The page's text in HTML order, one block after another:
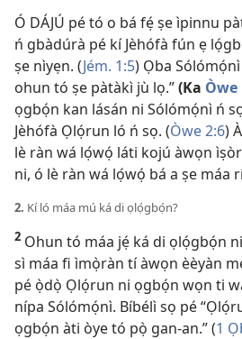
Ó DÁJÚ pé tó o bá fẹ́ ṣe ìpinnu
ń gbàdúrà pé kí Jèhófà fún ẹ
ṣe nìyẹn. (Jém. 1:5) Ọba
ohun tó ṣe pàtàkì jù lọ.”(Ka Òwe
ọgbọ́n kan lásán ni Sólómọ́nì ń
Jèhófà Ọlọ́run ló ń sọ. (Òwe 2:6)
lè ràn wá lọ́wọ́ láti kojú àwọn
ni, ó lè ràn wá lọ́wọ́ bá a ṣe máa
2. Kí ló máa mú ká di ọlọ́gbọ́n?
2 Ohun tó máa jẹ́ ká di ọlọ́gbọ́n
sì máa fi ìmọ̀ràn tí àwọn èèyàn
pé ọ̀dọ̀ Ọlọ́run ni ọgbọ́n wọn ti
nípa Sólómọ́nì. Bíbélì sọ pé
ọgbọ́n àti òye tó pọ̀ gan-an.” (1